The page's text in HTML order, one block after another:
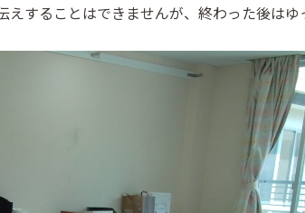
することはできませんが、終わった後はゆ